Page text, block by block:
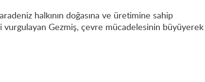
halkının doğasına ve üretimine sahip
vurgulayan Gezmiş, çevre mücadelesinin büyüyerek